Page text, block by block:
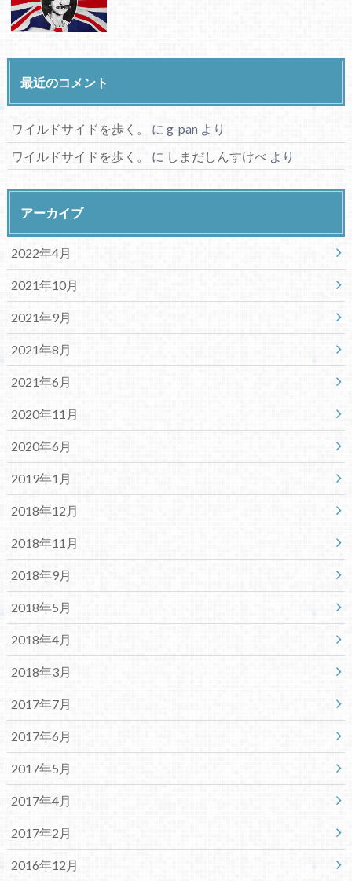
最近のコメント
ワイルドサイドを歩く。 に g-panより
ワイルドサイドを歩く。
に しまだしんすけべ より
アーカイブ
2022年4月
2021年10月
2021年9月
2021年8月
2021年6月
2020年11月
2020年6月
2019年1月
2018年12月
2018年11月
2018年9月
2018年5月
2018年4月
2018年3月
2017年7月
2017年6月
2017年5月
2017年4月
2017年2月
2016年12月